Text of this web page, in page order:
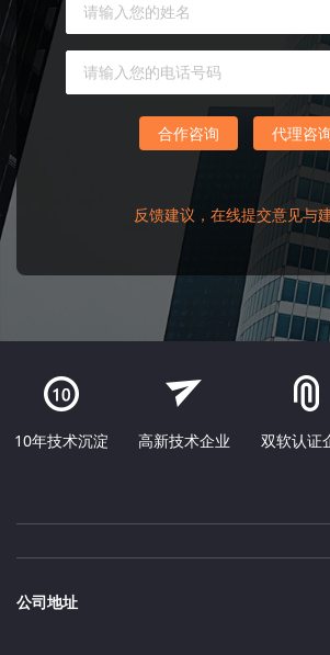
合作咨询 代理咨
反馈建议，在线提交意见与
10年技术沉淀 高新技术企业 双软认证
公司地址